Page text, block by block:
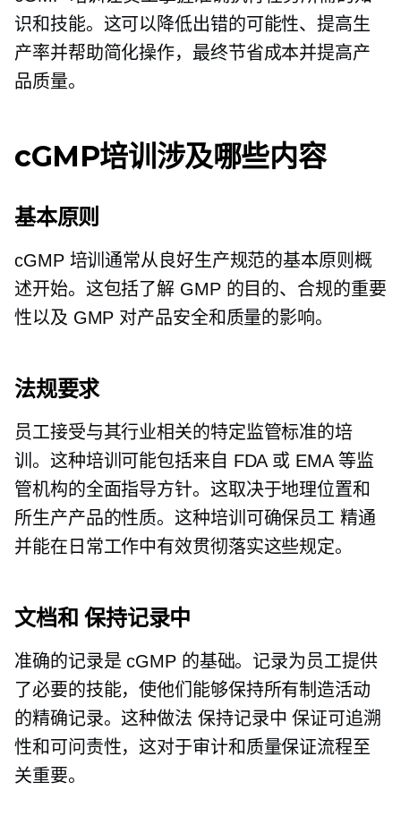
识和技能。这可以降低出错的可能性、提高生
产率并帮助简化操作，最终节省成本并提高产
品质量。
cGMP培训涉及哪些内容
基本原则
cGMP 培训通常从良好生产规范的基本原则概
述开始。这包括了解 GMP 的目的、合规的重要
性以及 GMP 对产品安全和质量的影响。
法规要求
员工接受与其行业相关的特定监管标准的培
训。这种培训可能包括来自 FDA 或 EMA 等监
管机构的全面指导方针。这取决于地理位置和
所生产产品的性质。这种培训可确保员工精通
并能在日常工作中有效贯彻落实这些规定。
文档和保持记录中
准确的记录是 cGMP 的基础。记录为员工提供
了必要的技能，使他们能够保持所有制造活动
的精确记录。这种做法 保持记录中 保证可追溯
性和可问责性，这对于审计和质量保证流程至
关重要。